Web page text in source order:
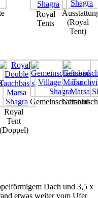
Royal
Tents
(Royal
Tent)
Royal
Tent
(Doppel)
Gemeinschaftsbad
Dach und 3,5 x
etwas weiter vom Ufer